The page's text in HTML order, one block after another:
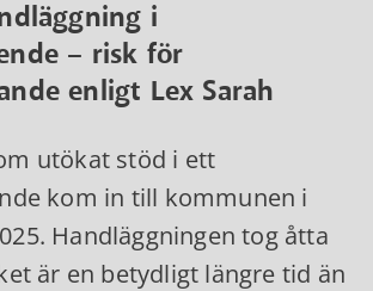
i
– risk för
enligt Lex Sarah
utökat stöd i ett
kom in till kommunen i
Handläggningen tog åtta
är en betydligt längre tid än